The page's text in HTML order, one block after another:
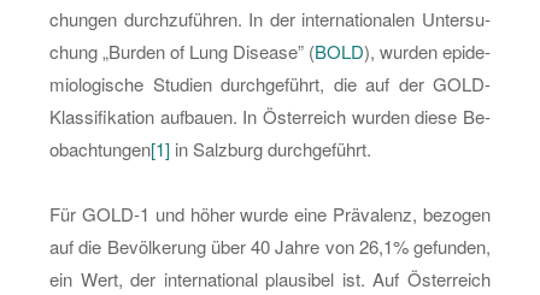
chun­gen durch­zu­füh­ren. In der in­ter­na­tio­na­len Un­ter­su­
chung „Bur­den of Lung Di­sea­se” (BOLD), wur­den epi­de­
mio­lo­gi­sche Stu­di­en durch­ge­führt, die auf der GOLD-
Klas­si­fi­ka­ti­on auf­bau­en. In Ös­ter­reich wur­den diese Be­
ob­ach­tun­gen[1] in Salz­burg durch­ge­führt.
Für GOLD-1 und höher wurde eine Prä­va­lenz, be­zo­gen
auf die Be­völ­ke­rung über 40 Jahre von 26,1% ge­fun­den,
ein Wert, der in­ter­na­tio­nal plau­si­bel ist. Auf Ös­ter­reich